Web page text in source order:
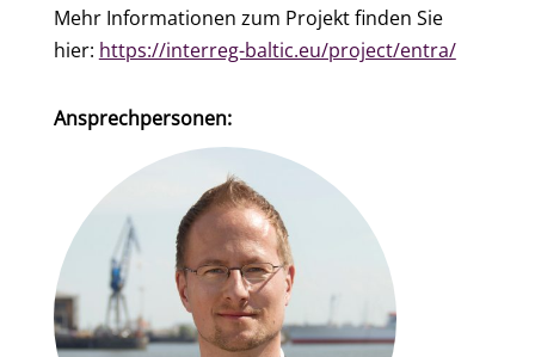
Mehr Informationen zum Projekt finden Sie
hier: https://interreg-baltic.eu/project/entra/
Ansprechpersonen: